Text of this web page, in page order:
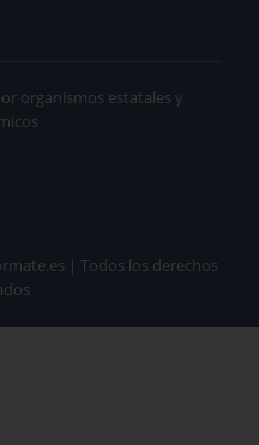
| Todos los derechos
organismos estatales y